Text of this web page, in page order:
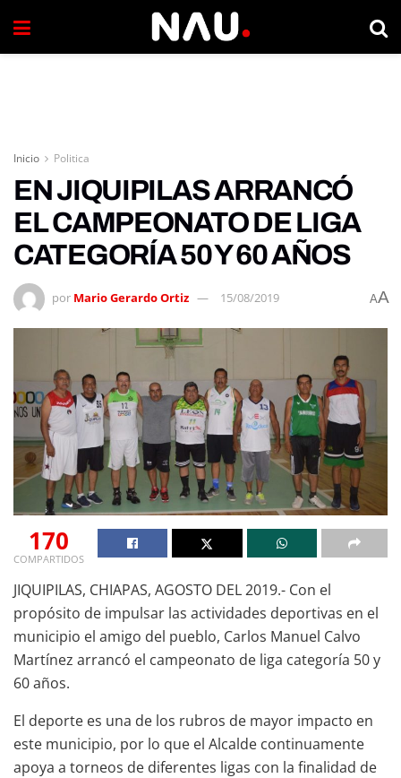
Inicio Politica
EN JIQUIPILAS ARRANCÓ
EL CAMPEONATO DE LIGA
CATEGORÍA 50 Y 60 AÑOS
por Mario Gerardo Ortiz 15/08/2019 AA
170
COMPARTIDOS
JIQUIPILAS, CHIAPAS, AGOSTO DEL 2019.- Con el
propósito de impulsar las actividades deportivas en el
municipio el amigo del pueblo, Carlos Manuel Calvo
Martínez arrancó el campeonato de liga categoría 50 y
60 años.
El deporte es una de los rubros de mayor impacto en
este municipio, por lo que el Alcalde continuamente
apoya a torneos de diferentes ligas con la finalidad de